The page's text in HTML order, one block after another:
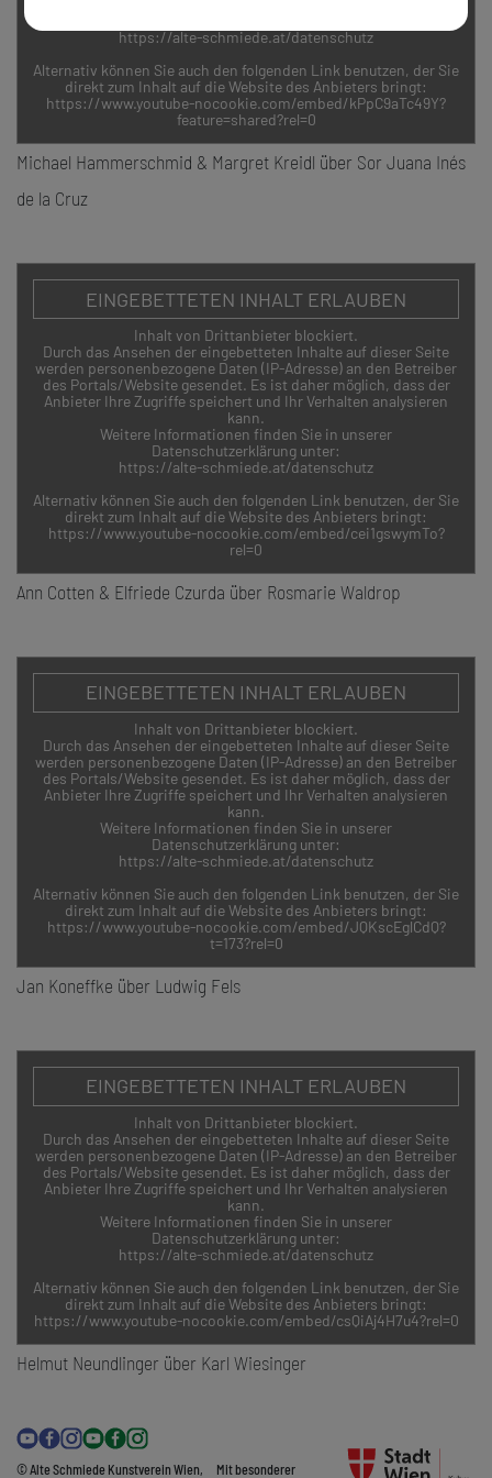
https://alte-schmiede.at/datenschutz
Alternativ können Sie auch den folgenden Link benutzen, der Sie
direkt zum Inhalt auf die Website des Anbieters bringt:
https://www.youtube-nocookie.com/embed/kPpC9aTc49Y?
feature=shared?rel=0
Michael Hammerschmid & Margret Kreidl über Sor Juana Inés
de la Cruz
EINGEBETTETEN INHALT ERLAUBEN
Inhalt von Drittanbieter blockiert.
Durch das Ansehen der eingebetteten Inhalte auf dieser Seite
werden personenbezogene Daten (IP-Adresse) an den Betreiber
des Portals/Website gesendet. Es ist daher möglich, dass der
Anbieter Ihre Zugriffe speichert und Ihr Verhalten analysieren
kann.
Weitere Informationen finden Sie in unserer
Datenschutzerklärung unter:
https://alte-schmiede.at/datenschutz
Alternativ können Sie auch den folgenden Link benutzen, der Sie
direkt zum Inhalt auf die Website des Anbieters bringt:
https://www.youtube-nocookie.com/embed/cei1gswymTo?
rel=0
Ann Cotten & Elfriede Czurda über Rosmarie Waldrop
EINGEBETTETEN INHALT ERLAUBEN
Inhalt von Drittanbieter blockiert.
Durch das Ansehen der eingebetteten Inhalte auf dieser Seite
werden personenbezogene Daten (IP-Adresse) an den Betreiber
des Portals/Website gesendet. Es ist daher möglich, dass der
Anbieter Ihre Zugriffe speichert und Ihr Verhalten analysieren
kann.
Weitere Informationen finden Sie in unserer
Datenschutzerklärung unter:
https://alte-schmiede.at/datenschutz
Alternativ können Sie auch den folgenden Link benutzen, der Sie
direkt zum Inhalt auf die Website des Anbieters bringt:
https://www.youtube-nocookie.com/embed/JQKscEglCdQ?
t=173?rel=0
Jan Koneffke über Ludwig Fels
EINGEBETTETEN INHALT ERLAUBEN
Inhalt von Drittanbieter blockiert.
Durch das Ansehen der eingebetteten Inhalte auf dieser Seite
werden personenbezogene Daten (IP-Adresse) an den Betreiber
des Portals/Website gesendet. Es ist daher möglich, dass der
Anbieter Ihre Zugriffe speichert und Ihr Verhalten analysieren
kann.
Weitere Informationen finden Sie in unserer
Datenschutzerklärung unter:
https://alte-schmiede.at/datenschutz
Alternativ können Sie auch den folgenden Link benutzen, der Sie
direkt zum Inhalt auf die Website des Anbieters bringt:
https://www.youtube-nocookie.com/embed/csQiAj4H7u4?rel=0
Helmut Neundlinger über Karl Wiesinger
© Alte Schmiede Kunstverein Wien, Mit besonderer